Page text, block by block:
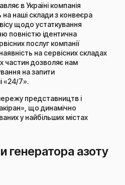
в Україні компанія
наші склади з конвеєра
щодо устаткування
повністю ідентична
послуг компанії
на сервісних складах
частин дозволяє нам
на запити
«24/7».
представництв і
що динамічно
у найбільших містах
генератора азоту